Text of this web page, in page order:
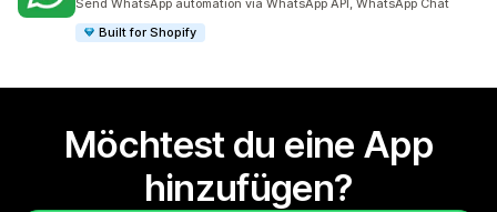
Send WhatsApp automation via WhatsApp API, WhatsApp Chat
Built for Shopify
Möchtest du eine App
hinzufügen?